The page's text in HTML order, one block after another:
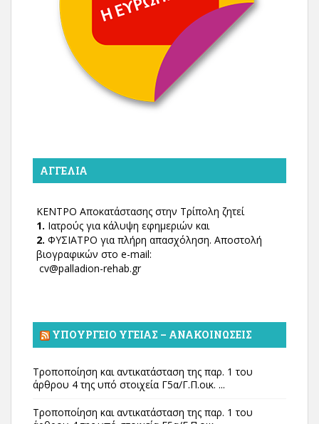
ΑΓΓΕΛΊΑ
ΚΕΝΤΡΟ Αποκατάστασης στην Τρίπολη ζητεί
1. Ιατρούς για κάλυψη εφημεριών και
2. ΦΥΣΙΑΤΡΟ για πλήρη απασχόληση. Αποστολή
βιογραφικών στο e-mail:
cv@palladion-rehab.gr
ΥΠΟΥΡΓΕΊΟ ΥΓΕΊΑΣ – ΑΝΑΚΟΙΝΏΣΕΙΣ
Τροποποίηση και αντικατάσταση της παρ. 1 του
άρθρου 4 της υπό στοιχεία Γ5α/Γ.Π.οικ. ...
Τροποποίηση και αντικατάσταση της παρ. 1 του